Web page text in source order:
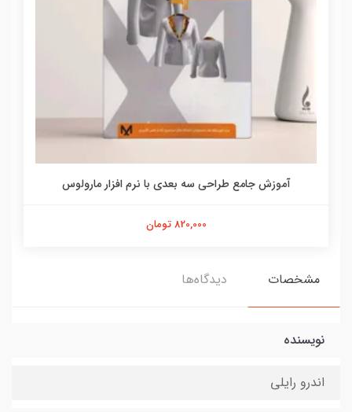
آموزش جامع طراحی سه بعدی با نرم افزار مارولوس
820,000 تومان
مشخصات دیدگاه‌ها
نویسنده
اندرو رایلی